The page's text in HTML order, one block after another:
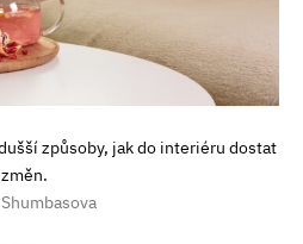
způsoby, jak do interiéru dostat